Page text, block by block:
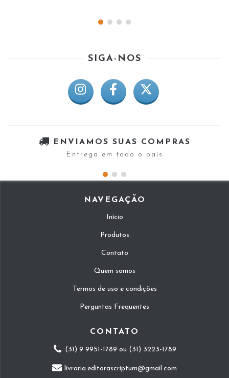
SIGA-NOS
ENVIAMOS SUAS COMPRAS
Entrega em todo o país
NAVEGAÇÃO
Início
Produtos
Contato
Quem somos
Termos de uso e condições
Perguntas Frequentes
CONTATO
(31) 9 9951-1789 ou (31) 3223-1789
livraria.editorascriptum@gmail.com